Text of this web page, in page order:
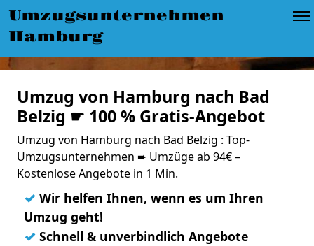
Umzugsunternehmen
Hamburg
Umzug von Hamburg nach Bad
Belzig ☛ 100 % Gratis-Angebot
Umzug von Hamburg nach Bad Belzig : Top-
Umzugsunternehmen ➨ Umzüge ab 94€ –
Kostenlose Angebote in 1 Min.
✓ Wir helfen Ihnen, wenn es um Ihren
Umzug geht!
✓ Schnell & unverbindlich Angebote